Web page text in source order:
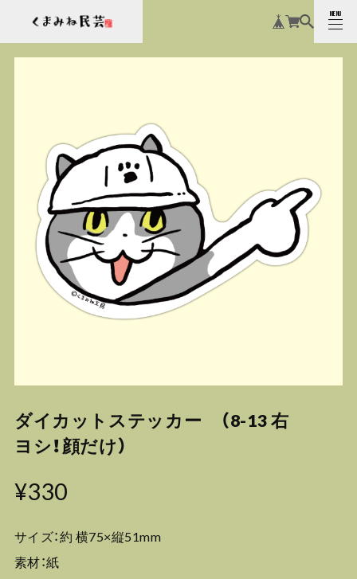
MENU
CLOSE
ダイカットステッカー （8-13 右
ヨシ！顔だけ）
¥330
サイズ：約 横75×縦51mm
素材：紙